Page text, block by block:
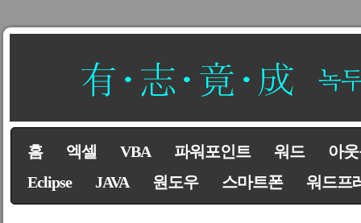
홈 엑셀 VBA 파워포인트 워드
아
Eclipse
JAVA 원도우 스마트폰 워드프